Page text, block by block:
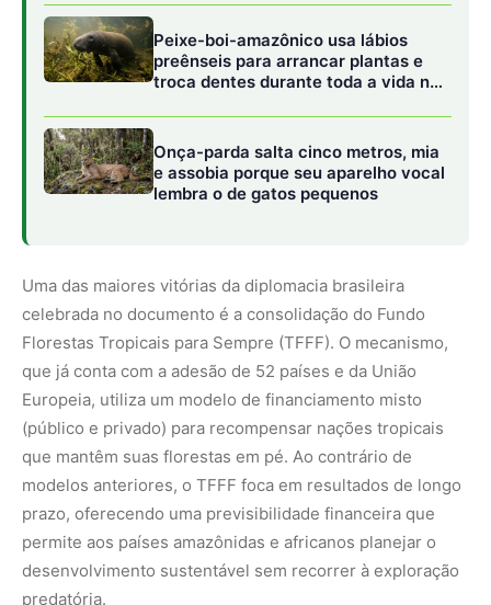
que já conta com a adesão de 52 países e da União
Europeia, utiliza um modelo de financiamento misto
(público e privado) para recompensar nações tropicais
modelos anteriores, o TFFF foca em resultados de longo
prazo, oferecendo uma previsibilidade financeira que
permite aos países amazônidas e africanos planejar o
desenvolvimento sustentável sem recorrer à exploração
predatória.